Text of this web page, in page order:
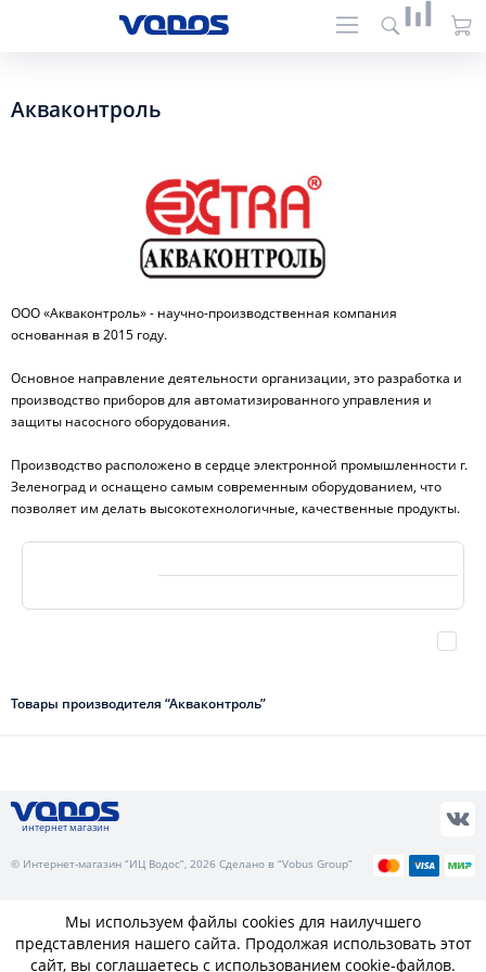
Акваконтроль
ООО «Акваконтроль» - научно-производственная компания
основанная в 2015 году.
Основное направление деятельности организации, это разработка и
производство приборов для автоматизированного управления и
защиты насосного оборудования.
Производство расположено в сердце электронной промышленности г.
Зеленоград и оснащено самым современным оборудованием, что
позволяет им делать высокотехнологичные, качественные продукты.
Товары производителя “Акваконтроль”
интернет магазин
© Интернет-магазин “ИЦ Водос”, 2026 Сделано в “Vobus Group”
Мы используем файлы cookies для наилучшего
представления нашего сайта. Продолжая использовать этот
сайт, вы соглашаетесь с использованием cookie-файлов.